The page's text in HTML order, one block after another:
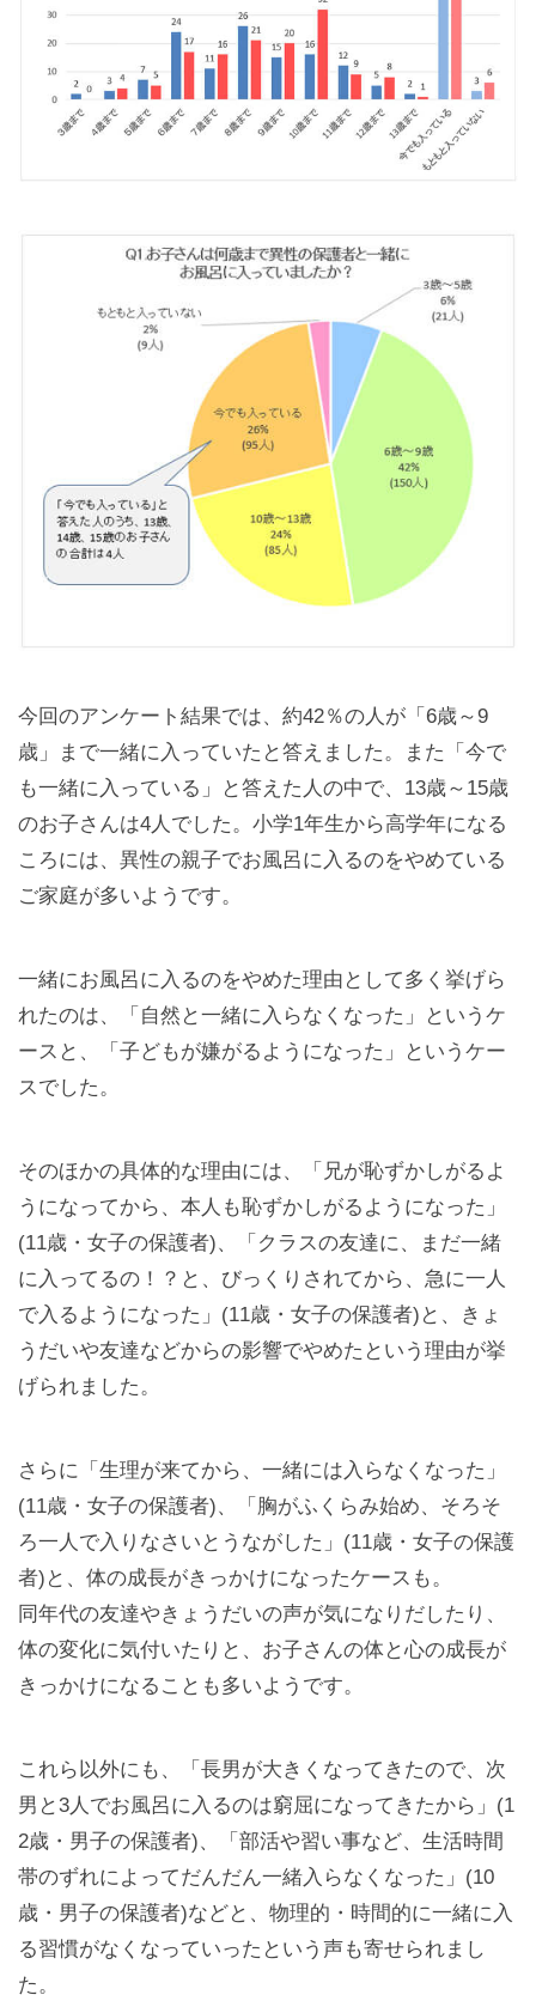
今回のアンケート結果では、約42％の人が「6歳～9
歳」まで一緒に入っていたと答えました。また「今で
も一緒に入っている」と答えた人の中で、13歳～15歳
のお子さんは4人でした。小学1年生から高学年になる
ころには、異性の親子でお風呂に入るのをやめている
ご家庭が多いようです。
一緒にお風呂に入るのをやめた理由として多く挙げら
れたのは、「自然と一緒に入らなくなった」というケ
ースと、「子どもが嫌がるようになった」というケー
スでした。
そのほかの具体的な理由には、「兄が恥ずかしがるよ
うになってから、本人も恥ずかしがるようになった」
(11歳・女子の保護者)、「クラスの友達に、まだ一緒
に入ってるの！？と、びっくりされてから、急に一人
で入るようになった」(11歳・女子の保護者)と、きょ
うだいや友達などからの影響でやめたという理由が挙
げられました。
さらに「生理が来てから、一緒には入らなくなった」
(11歳・女子の保護者)、「胸がふくらみ始め、そろそ
ろ一人で入りなさいとうながした」(11歳・女子の保護
者)と、体の成長がきっかけになったケースも。
同年代の友達やきょうだいの声が気になりだしたり、
体の変化に気付いたりと、お子さんの体と心の成長が
きっかけになることも多いようです。
これら以外にも、「長男が大きくなってきたので、次
男と3人でお風呂に入るのは窮屈になってきたから」(1
2歳・男子の保護者)、「部活や習い事など、生活時間
帯のずれによってだんだん一緒入らなくなった」(10
歳・男子の保護者)などと、物理的・時間的に一緒に入
る習慣がなくなっていったという声も寄せられまし
た。